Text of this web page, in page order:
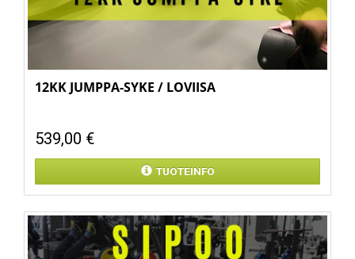
12KK JUMPPA-SYKE / LOVIISA
539,00 €
TUOTEINFO